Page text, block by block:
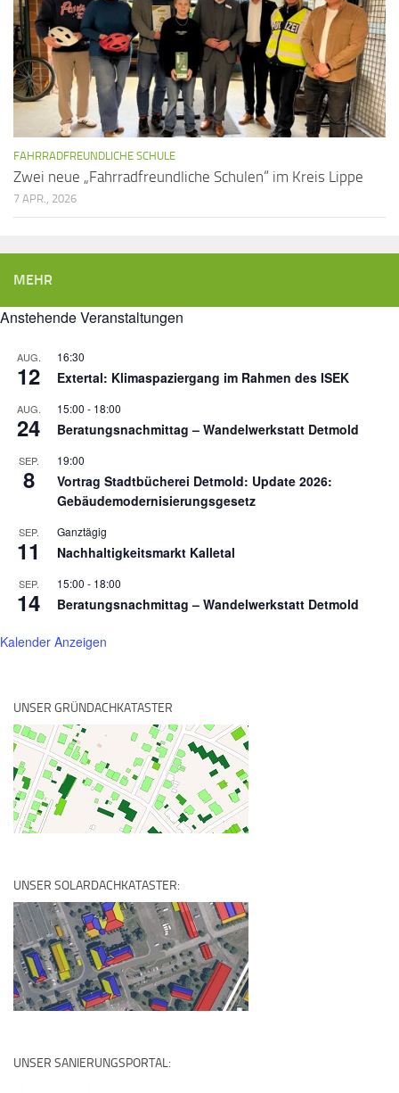
FAHRRADFREUNDLICHE SCHULE
Zwei neue „Fahrradfreundliche Schulen“ im Kreis Lippe
7 APR., 2026
MEHR
Anstehende Veranstaltungen
AUG.
12
16:30
Extertal: Klimaspaziergang im Rahmen des ISEK
AUG.
24
15:00 - 18:00
Beratungsnachmittag – Wandelwerkstatt Detmold
SEP.
8
19:00
Vortrag Stadtbücherei Detmold: Update 2026:
Gebäudemodernisierungsgesetz
SEP.
11
Ganztägig
Nachhaltigkeitsmarkt Kalletal
SEP.
14
15:00 - 18:00
Beratungsnachmittag – Wandelwerkstatt Detmold
Kalender Anzeigen
UNSER GRÜNDACHKATASTER
UNSER SOLARDACHKATASTER:
UNSER SANIERUNGSPORTAL: